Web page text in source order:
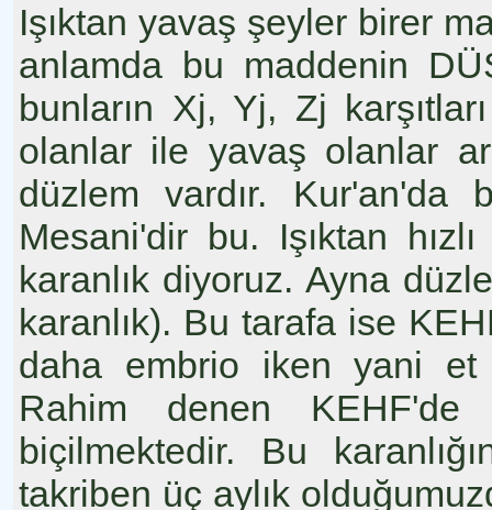
Işıktan yavaş şeyler birer
anlamda bu maddenin
bunların Xj, Yj, Zj
olanlar ile yavaş olanlar
düzlem vardır. Kur'an'da
Mesani'dir bu. Işıktan
karanlık diyoruz. Ayna
karanlık). Bu tarafa ise
daha embrio iken yani et
Rahim denen KEHF'de
biçilmektedir. Bu
takriben üç aylık